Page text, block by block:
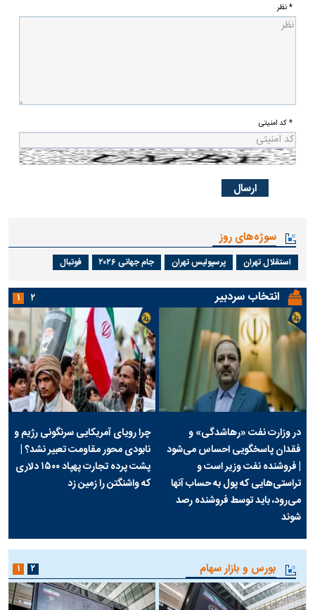
* نظر
* کد امنیتی
سوژه‌های روز
استقلال تهران پرسپولیس تهران جام جهانی ۲۰۲۶ فوتبال
انتخاب سردبیر
در وزارت نفت «رهاشدگی» و
فقدان پاسخگویی احساس می‌شود
| فروشنده نفت وزیر است و
تراستی‌هایی که پول به حساب آنها
می‌رود، باید توسط فروشنده رصد
شوند
چرا رویای آمریکایی سرنگونی رژیم و
نابودی محور مقاومت تعبیر نشد؟ |
پشت پرده تجارت پهپاد‌ ۱۵۰۰ دلاری
که واشنگتن را زمین زد
۱ ۲
بورس و بازار سهام ۱ ۲